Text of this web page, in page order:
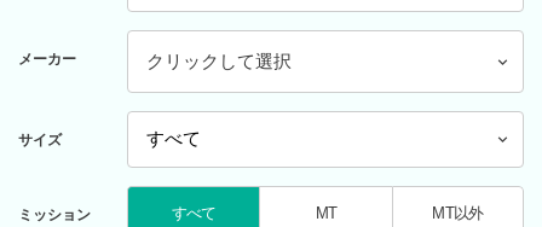
メーカー クリックして選択
サイズ
ミッション すべて MT MT以外